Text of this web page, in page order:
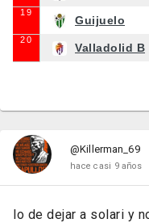
19
Guijuelo
20
Valladolid B
@Killerman_69
hace casi 9 años
lo de dejar a solari y